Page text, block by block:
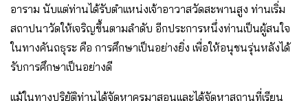
อาราม นับเเต่ท่านได้รับตำเเหน่งเจ้าอาวาสวัดสะพานสูง ท่านเริ่ม
สถาปนาวัดให้เจริญขึ้นตามลำดับ อีกประการหนึ่งท่านเป็นผู้สนใจ
ในทางคันถธุระ คือ การศึกษาเป็นอย่างยิ่ง เพื่อให้อนุชนรุ่นหลังได้
รับการศึกษาเป็นอย่างดี
เเม้ในทางปริยัติท่านได้จัดหาครูมาสอนเเละได้จัดหาสถานที่เรียน